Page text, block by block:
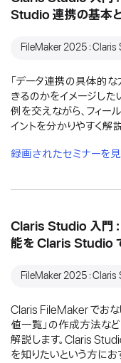
Studio 連携の基本
FileMaker 2025：Claris
「データ連携の具体的
きるのかをイメージした
例を交えながら、フィー
イントを分かりやすく解
録画されたセミナーを
Claris Studio 入門
能を Claris Studio
FileMaker 2025：Claris
Claris FileMaker でおな
値一覧」の作成方法な
解説します。Claris
を知りたいという方にお